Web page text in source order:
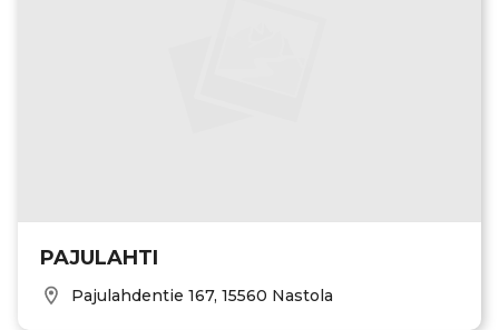
PAJULAHTI
Pajulahdentie 167, 15560 Nastola